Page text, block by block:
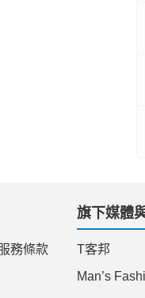
務條款
旗下媒體
T客邦
Man’s